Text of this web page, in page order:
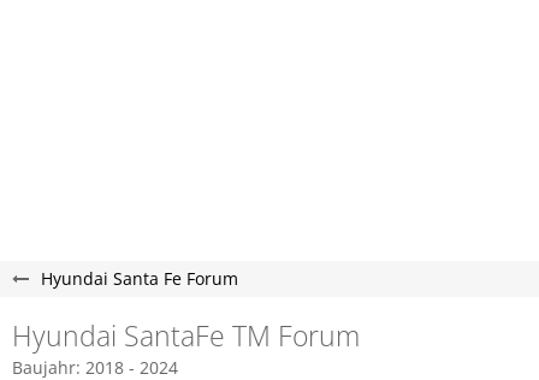
Hyundai Santa Fe Forum
Hyundai SantaFe TM Forum
Baujahr: 2018 - 2024